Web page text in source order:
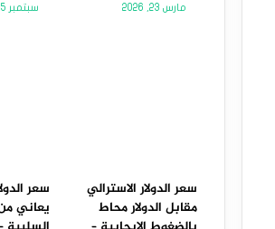
مارس 23, 2026 سبتمبر 15, 2025
سعر الدولار الاسترالي
مقابل الدولار محاط
سعر
يعاني